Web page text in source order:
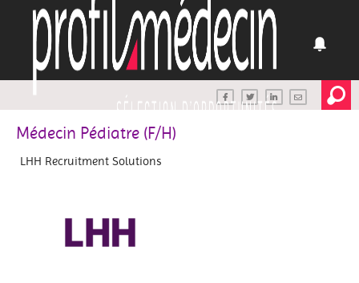
Médecin Pédiatre (F/H)
LHH Recruitment Solutions